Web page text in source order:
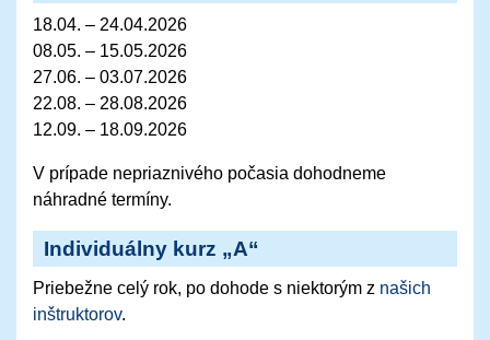
18.04. – 24.04.2026
08.05. – 15.05.2026
27.06. – 03.07.2026
22.08. – 28.08.2026
12.09. – 18.09.2026
V prípade nepriaznivého počasia dohodneme
náhradné termíny.
Individuálny kurz „A“
Priebežne celý rok, po dohode s niektorým z našich
inštruktorov.